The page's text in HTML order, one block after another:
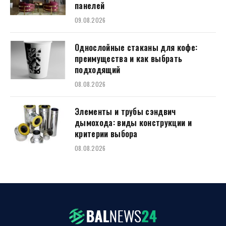
панелей
09.08.2026
Однослойные стаканы для кофе:
преимущества и как выбрать
подходящий
08.08.2026
Элементы и трубы сэндвич
дымохода: виды конструкции и
критерии выбора
08.08.2026